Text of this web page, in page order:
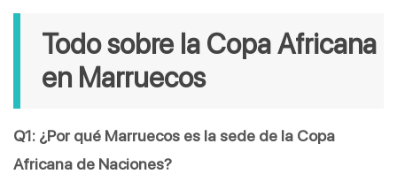
Todo sobre la Copa Africana
en Marruecos
Q1: ¿Por qué Marruecos es la sede de la Copa
Africana de Naciones?